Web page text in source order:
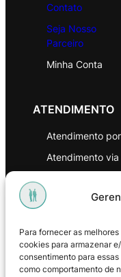
Para fornecer as
cookies para armazenar
consentimento para
como comportamento de
Contato
Seja Nosso
Parceiro
Minha Conta
ATENDIMENTO
Atendimento
Atendimento
Política de
Política de